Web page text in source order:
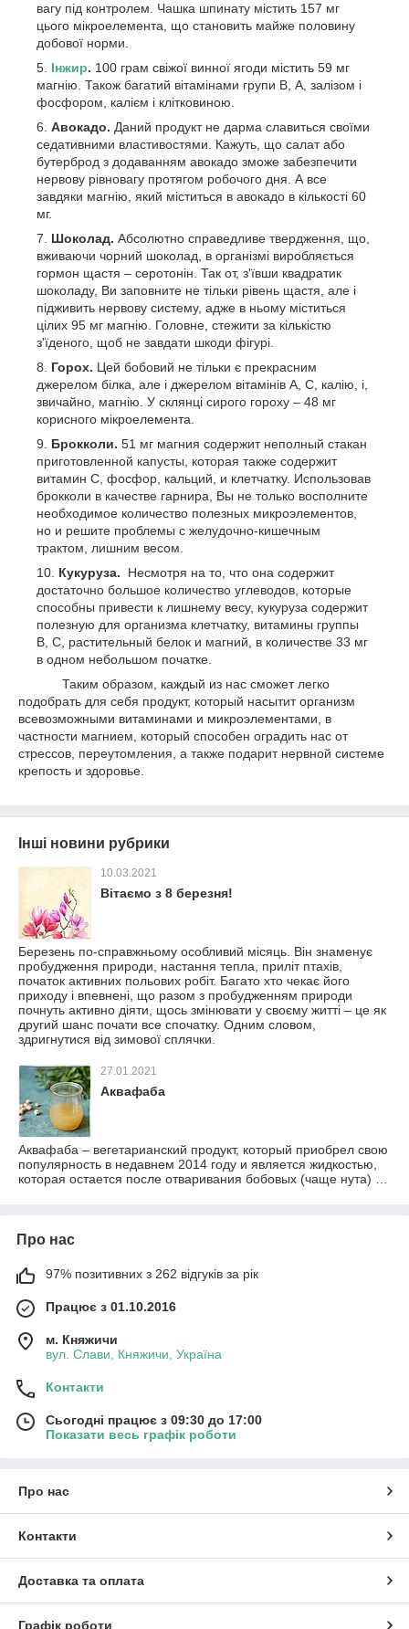
вагу під контролем. Чашка шпинату містить 157 мг
цього мікроелемента, що становить майже половину
добової норми.
Інжир. 100 грам свіжої винної ягоди містить 59 мг
магнію. Також багатий вітамінами групи В, А, залізом і
фосфором, калієм і клітковиною.
Авокадо. Даний продукт не дарма славиться своїми
седативними властивостями. Кажуть, що салат або
бутерброд з додаванням авокадо зможе забезпечити
нервову рівновагу протягом робочого дня. А все
завдяки магнію, який міститься в авокадо в кількості 60
мг.
Шоколад. Абсолютно справедливе твердження, що,
вживаючи чорний шоколад, в організмі виробляється
гормон щастя – серотонін. Так от, з'ївши квадратик
шоколаду, Ви заповните не тільки рівень щастя, але і
підживить нервову систему, адже в ньому міститься
цілих 95 мг магнію. Головне, стежити за кількістю
з'їденого, щоб не завдати шкоди фігурі.
Горох. Цей бобовий не тільки є прекрасним
джерелом білка, але і джерелом вітамінів А, С, калію, і,
звичайно, магнію. У склянці сирого гороху – 48 мг
корисного мікроелемента.
Брокколи. 51 мг магния содержит неполный стакан
приготовленной капусты, которая также содержит
витамин С, фосфор, кальций, и клетчатку. Использовав
брокколи в качестве гарнира, Вы не только восполните
необходимое количество полезных микроэлементов,
но и решите проблемы с желудочно-кишечным
трактом, лишним весом.
Кукуруза. Несмотря на то, что она содержит
достаточно большое количество углеводов, которые
способны привести к лишнему весу, кукуруза содержит
полезную для организма клетчатку, витамины группы
В, С, растительный белок и магний, в количестве 33 мг
в одном небольшом початке.
Таким образом, каждый из нас сможет легко
подобрать для себя продукт, который насытит организм
всевозможными витаминами и микроэлементами, в
частности магнием, который способен оградить нас от
стрессов, переутомления, а также подарит нервной системе
крепость и здоровье.
Інші новини рубрики
10.03.2021
Вітаємо з 8 березня!
Березень по-справжньому особливий місяць. Він знаменує
пробудження природи, настання тепла, приліт птахів,
початок активних польових робіт. Багато хто чекає його
приходу і впевнені, що разом з пробудженням природи
почнуть активно діяти, щось змінювати у своєму житті – це як
другий шанс почати все спочатку. Одним словом,
здригнутися від зимової сплячки.
27.01.2021
Аквафаба
Аквафаба – вегетарианский продукт, который приобрел свою
популярность в недавнем 2014 году и является жидкостью,
которая остается после отваривания бобовых (чаще нута) …
Про нас
97% позитивних з 262 відгуків за рік
Працює з 01.10.2016
м. Княжичи
вул. Слави, Княжичи, Україна
Контакти
Сьогодні працює з 09:30 до 17:00
Показати весь графік роботи
Про нас
Контакти
Доставка та оплата
Графік роботи